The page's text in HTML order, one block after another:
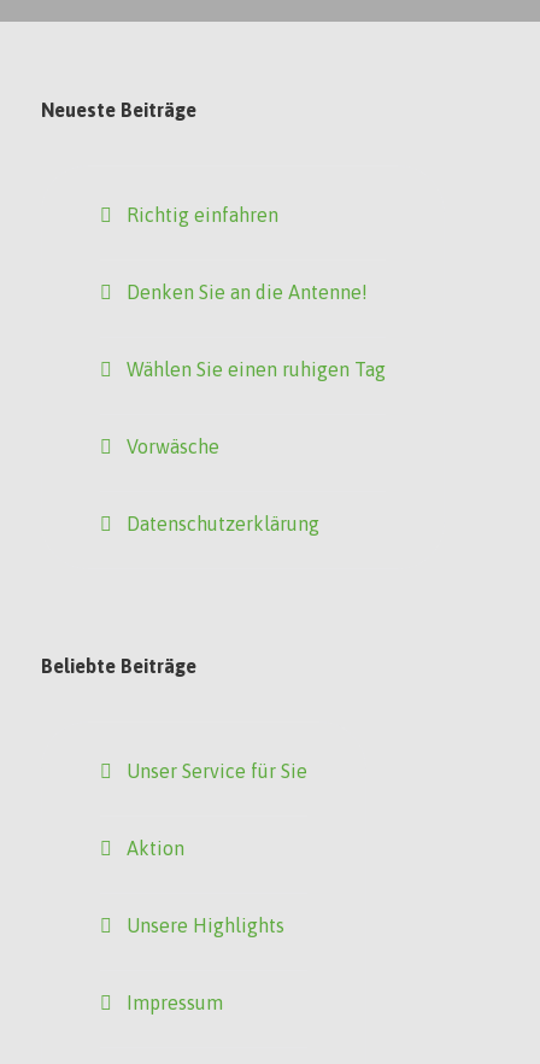
Neueste Beiträge
Richtig einfahren
Denken Sie an die Antenne!
Wählen Sie einen ruhigen Tag
Vorwäsche
Datenschutzerklärung
Beliebte Beiträge
Unser Service für Sie
Aktion
Unsere Highlights
Impressum